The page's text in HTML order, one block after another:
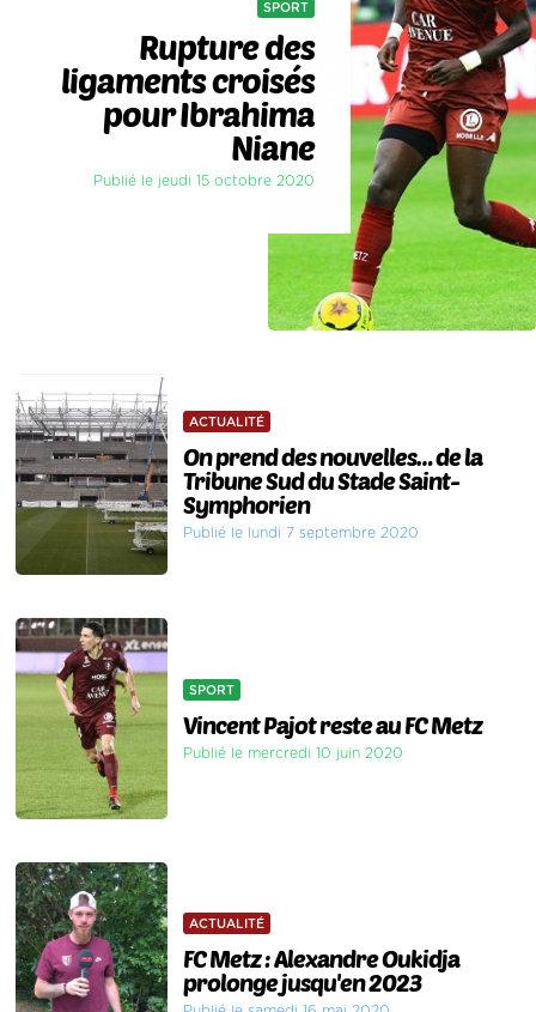
SPORT
Rupture des
ligaments croisés
pour Ibrahima
Niane
Publié le jeudi 15 octobre 2020
ACTUALITÉ
On prend des nouvelles… de la
Tribune Sud du Stade Saint-
Symphorien
Publié le lundi 7 septembre 2020
SPORT
Vincent Pajot reste au FC Metz
Publié le mercredi 10 juin 2020
ACTUALITÉ
FC Metz : Alexandre Oukidja
prolonge jusqu'en 2023